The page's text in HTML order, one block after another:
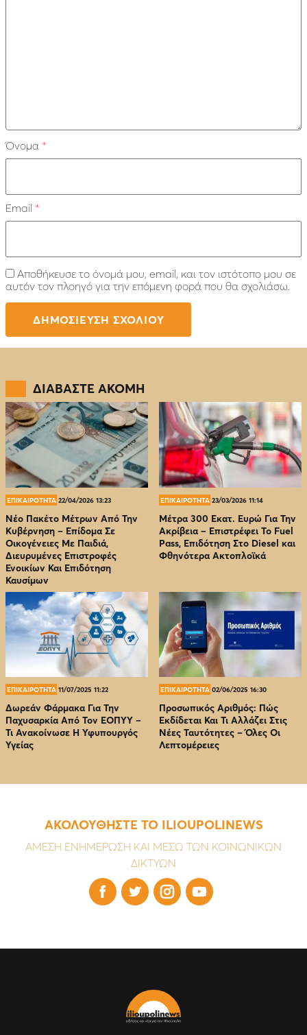
Όνομα *
Email *
Αποθήκευσε το όνομά μου, email, και τον ιστότοπο μου σε
αυτόν τον πλοηγό για την επόμενη φορά που θα σχολιάσω.
ΔΙΑΒΑΣΤΕ ΑΚΟΜΗ
ΕΠΙΚΑΙΡΟΤΗΤΑ 22/04/2026 13:23
Νέο Πακέτο Μέτρων Από Την
Κυβέρνηση – Επίδομα Σε
Οικογένειες Με Παιδιά,
Διευρυμένες Επιστροφές
Ενοικίων Και Επιδότηση
Καυσίμων
ΕΠΙΚΑΙΡΟΤΗΤΑ 23/03/2026 11:14
Μέτρα 300 Εκατ. Ευρώ Για Την
Ακρίβεια – Επιστρέφει Το Fuel
Pass, Επιδότηση Στο Diesel και
Φθηνότερα Ακτοπλοϊκά
ΕΠΙΚΑΙΡΟΤΗΤΑ 11/07/2025 11:22
Δωρεάν Φάρμακα Για Την
Παχυσαρκία Από Τον EOΠΥΥ –
Τι Ανακοίνωσε Η Υφυπουργός
Υγείας
ΕΠΙΚΑΙΡΟΤΗΤΑ 02/06/2025 16:30
Προσωπικός Αριθμός: Πώς
Εκδίδεται Και Τι Αλλάζει Στις
Νέες Ταυτότητες – Όλες Οι
Λεπτομέρειες
ΑΚΟΛΟΥΘΗΣΤΕ ΤΟ ILIOUPOLINEWS
ΑΜΕΣΗ ΕΝΗΜΕΡΩΣΗ ΚΑΙ ΜΕΣΩ ΤΩΝ ΚΟΙΝΩΝΙΚΩΝ
ΔΙΚΤΥΩΝ
   